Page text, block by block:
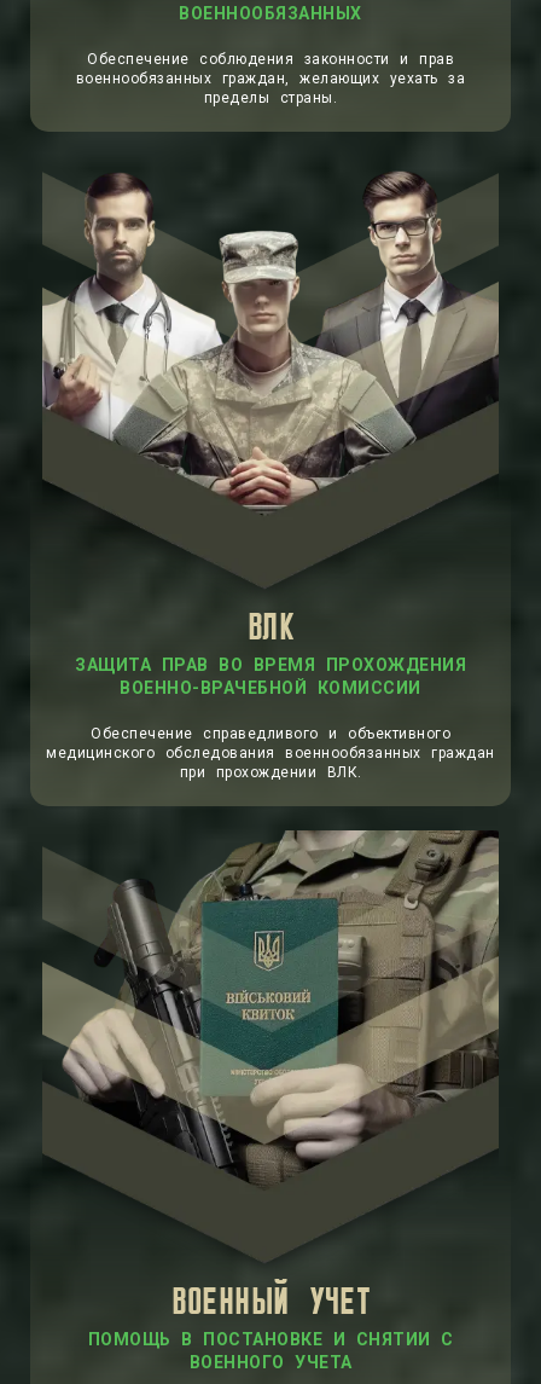
ВОЕННООБЯЗАННЫХ
Обеспечение соблюдения законности и прав
военнообязанных граждан, желающих уехать за
пределы страны.
ВЛК
ЗАЩИТА ПРАВ ВО ВРЕМЯ ПРОХОЖДЕНИЯ
ВОЕННО-ВРАЧЕБНОЙ КОМИССИИ
Обеспечение справедливого и объективного
медицинского обследования военнообязанных граждан
при прохождении ВЛК.
ВОЕННЫЙ УЧЕТ
ПОМОЩЬ В ПОСТАНОВКЕ И СНЯТИИ С
ВОЕННОГО УЧЕТА